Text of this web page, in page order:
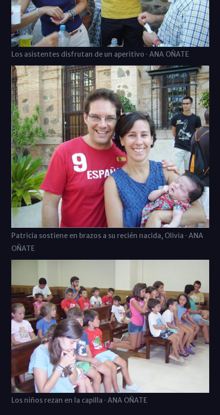
Los asistentes disfrutan de un aperitivo · ANA OÑATE
Patricia sostiene en brazos a su recién nacida, Olivia · ANA
OÑATE
Los niños rezan en la capilla · ANA OÑATE